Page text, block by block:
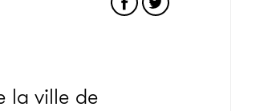
la ville de